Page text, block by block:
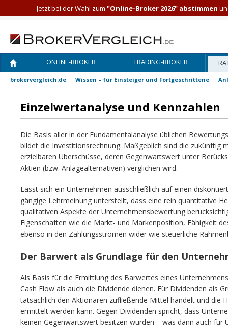
ONLINE-BROKER TRADING-BROKER
brokervergleich.de Wissen – für Einsteiger und Fortgeschrittene
Einzelwertanalyse und Kennzahlen
Die Basis aller in der Fundamentalanalyse üblichen
bildet die Investitionsrechnung. Maßgeblich sind die zukünftig
erzielbaren Überschüsse, deren Gegenwartswert unter
Aktien (bzw. Anlagealternativen) verglichen wird.
Lässt sich ein Unternehmen ausschließlich auf einen
gängige Lehrmeinung unterstellt, dass eine rein quantitative
qualitativen Aspekte der Unternehmensbewertung
Eigenschaften wie die Markt- und Markenposition, Fähigkeit
ebenso in den Zahlungsströmen wider wie steuerliche
Der Barwert als Grundlage für den
Als Basis für die Ermittlung des Barwertes eines
Cash Flow als auch die Dividende dienen. Für Dividenden als
tatsächlich den Aktionären zufließende Mittel handelt und die
ermittelt werden kann. Gegen Dividenden spricht, dass
keinen Gegenwartswert besitzen würden – was dann auch für
Jetzt bei der Wahl zum "Online-Broker 2026" abstimmen